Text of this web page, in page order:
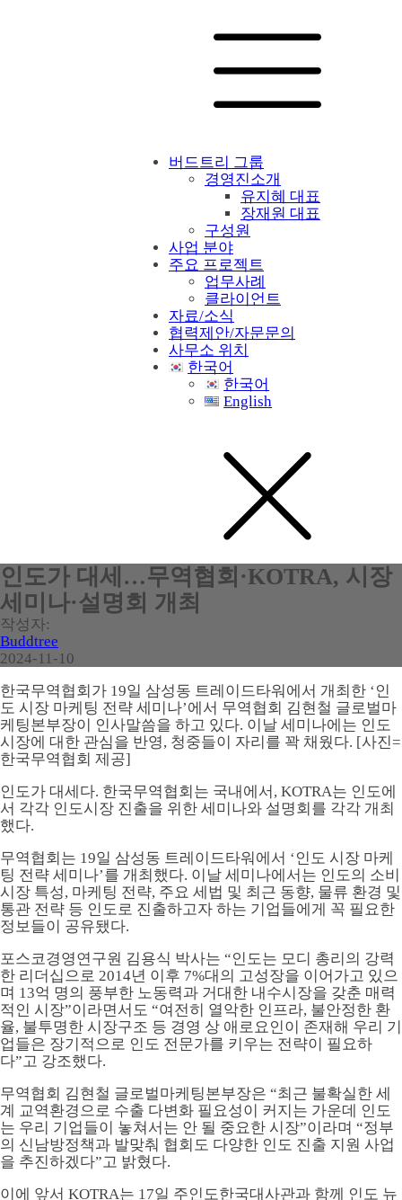
버드트리 그룹
경영진소개
유지혜 대표
장재원 대표
구성원
사업 분야
주요 프로젝트
업무사례
클라이언트
자료/소식
협력제안/자문문의
사무소 위치
한국어
한국어
English
인도가 대세…무역협회·KOTRA, 시장
세미나·설명회 개최
작성자:
Buddtree
2024-11-10
한국무역협회가 19일 삼성동 트레이드타워에서 개최한 ‘인
도 시장 마케팅 전략 세미나’에서 무역협회 김현철 글로벌마
케팅본부장이 인사말씀을 하고 있다. 이날 세미나에는 인도
시장에 대한 관심을 반영, 청중들이 자리를 꽉 채웠다. [사진=
한국무역협회 제공]
인도가 대세다. 한국무역협회는 국내에서, KOTRA는 인도에
서 각각 인도시장 진출을 위한 세미나와 설명회를 각각 개최
했다.
무역협회는 19일 삼성동 트레이드타워에서 ‘인도 시장 마케
팅 전략 세미나’를 개최했다. 이날 세미나에서는 인도의 소비
시장 특성, 마케팅 전략, 주요 세법 및 최근 동향, 물류 환경 및
통관 전략 등 인도로 진출하고자 하는 기업들에게 꼭 필요한
정보들이 공유됐다.
포스코경영연구원 김용식 박사는 “인도는 모디 총리의 강력
한 리더십으로 2014년 이후 7%대의 고성장을 이어가고 있으
며 13억 명의 풍부한 노동력과 거대한 내수시장을 갖춘 매력
적인 시장”이라면서도 “여전히 열악한 인프라, 불안정한 환
율, 불투명한 시장구조 등 경영 상 애로요인이 존재해 우리 기
업들은 장기적으로 인도 전문가를 키우는 전략이 필요하
다”고 강조했다.
무역협회 김현철 글로벌마케팅본부장은 “최근 불확실한 세
계 교역환경으로 수출 다변화 필요성이 커지는 가운데 인도
는 우리 기업들이 놓쳐서는 안 될 중요한 시장”이라며 “정부
의 신남방정책과 발맞춰 협회도 다양한 인도 진출 지원 사업
을 추진하겠다”고 밝혔다.
이에 앞서 KOTRA는 17일 주인도한국대사관과 함께 인도 뉴